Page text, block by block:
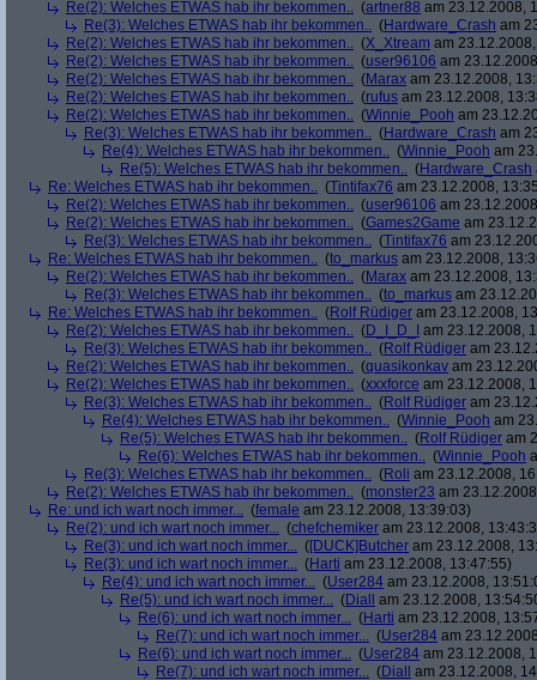
Re(2): Welches ETWAS hab ihr bekommen.. (artner88 am 23.12.2008,
Re(3): Welches ETWAS hab ihr bekommen.. (Hardware_Crash am
Re(2): Welches ETWAS hab ihr bekommen.. (X_Xtream am
Re(2): Welches ETWAS hab ihr bekommen.. (user96106 am
Re(2): Welches ETWAS hab ihr bekommen.. (Marax am 23.12.2008,
Re(2): Welches ETWAS hab ihr bekommen.. (rufus am 23.12.2008,
Re(2): Welches ETWAS hab ihr bekommen.. (Winnie_Pooh am
Re(3): Welches ETWAS hab ihr bekommen.. (Hardware_Crash am
Re(4): Welches ETWAS hab ihr bekommen.. (Winnie_Pooh am
Re(5): Welches ETWAS hab ihr bekommen.. (Hardware_Crash
Re: Welches ETWAS hab ihr bekommen.. (Tintifax76 am 23.12.2008,
Re(2): Welches ETWAS hab ihr bekommen.. (user96106 am
Re(2): Welches ETWAS hab ihr bekommen.. (Games2Game am
Re(3): Welches ETWAS hab ihr bekommen.. (Tintifax76 am
Re: Welches ETWAS hab ihr bekommen.. (to_markus am 23.12.2008,
Re(2): Welches ETWAS hab ihr bekommen.. (Marax am 23.12.2008,
Re(3): Welches ETWAS hab ihr bekommen.. (to_markus am
Re: Welches ETWAS hab ihr bekommen.. (Rolf Rüdiger am 23.12.2008,
Re(2): Welches ETWAS hab ihr bekommen.. (D_I_D_I
am 23.12.2008,
Re(3): Welches ETWAS hab ihr bekommen.. (Rolf Rüdiger am
Re(2): Welches ETWAS hab ihr bekommen.. (quasikonkav am
Re(2): Welches ETWAS hab ihr bekommen.. (xxxforce am 23.12.2008,
Re(3): Welches ETWAS hab ihr bekommen.. (Rolf Rüdiger am
Re(4): Welches ETWAS hab ihr bekommen.. (Winnie_Pooh am
Re(5): Welches ETWAS hab ihr bekommen.. (Rolf Rüdiger am
Re(6): Welches ETWAS hab ihr bekommen.. (Winnie_Pooh
Re(3): Welches ETWAS hab ihr bekommen.. (Roli am 23.12.2008,
Re(2): Welches ETWAS hab ihr bekommen.. (monster23 am
Re: und ich wart noch immer... (female am 23.12.2008, 13:39:03)
Re(2): und ich wart noch immer... (chefchemiker am 23.12.2008,
Re(3): und ich wart noch immer... ([DUCK]Butcher am 23.12.2008,
Re(3): und ich wart noch immer... (Harti am 23.12.2008, 13:47:55)
Re(4): und ich wart noch immer... (User284 am 23.12.2008,
Re(5): und ich wart noch immer... (Diall
am 23.12.2008,
Re(6): und ich wart noch immer... (Harti am 23.12.2008,
Re(7): und ich wart noch immer... (User284 am
Re(6): und ich wart noch immer... (User284 am 23.12.2008,
Re(7): und ich wart noch immer... (Diall
am 23.12.2008,